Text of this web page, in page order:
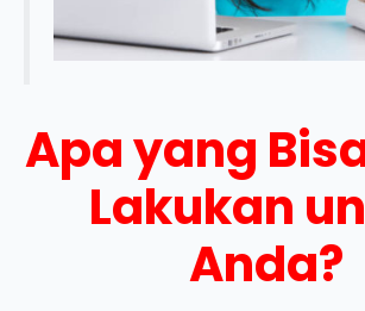
Apa yang
Lakukan
Anda?